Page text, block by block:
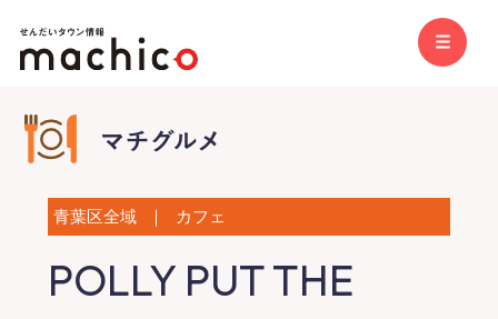
青葉区全域 ｜ カフェ
POLLY PUT THE